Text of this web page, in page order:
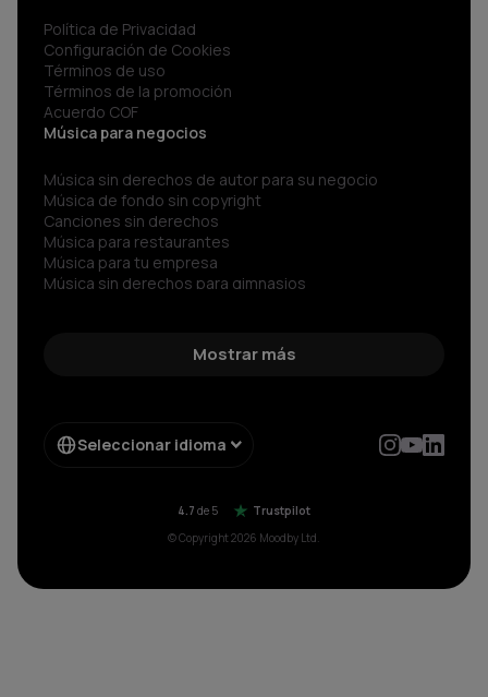
Política de Privacidad
Configuración de Cookies
Términos de uso
Términos de la promoción
Acuerdo COF
Música para negocios
Música sin derechos de autor para su negocio
Música de fondo sin copyright
Canciones sin derechos
Música para restaurantes
Música para tu empresa
Música sin derechos para gimnasios
Sonidos sin copyright
Radio sin copyright para
Mostrar más
Seleccionar idioma
4.7 de 5
Trustpilot
© Copyright 2026 Moodby Ltd.